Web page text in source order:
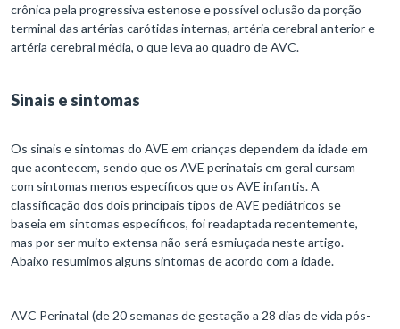
crônica pela progressiva estenose e possível oclusão da porção
terminal das artérias carótidas internas, artéria cerebral anterior e
artéria cerebral média, o que leva ao quadro de AVC.
Sinais e sintomas
Os sinais e sintomas do AVE em crianças dependem da idade em
que acontecem, sendo que os AVE perinatais em geral cursam
com sintomas menos específicos que os AVE infantis. A
classificação dos dois principais tipos de AVE pediátricos se
baseia em sintomas específicos, foi readaptada recentemente,
mas por ser muito extensa não será esmiuçada neste artigo.
Abaixo resumimos alguns sintomas de acordo com a idade.
AVC Perinatal (de 20 semanas de gestação a 28 dias de vida pós-